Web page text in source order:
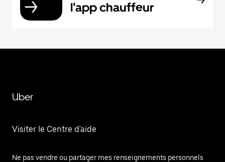
l'app chauffeur
Uber
Visiter le Centre d'aide
Ne pas vendre ou partager mes renseignements personnels